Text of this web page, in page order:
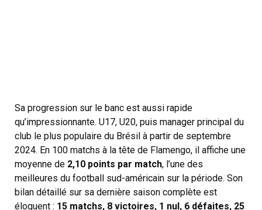
Sa progression sur le banc est aussi rapide
qu’impressionnante. U17, U20, puis manager principal du
club le plus populaire du Brésil à partir de septembre
2024. En 100 matchs à la tête de Flamengo, il affiche une
moyenne de 2,10 points par match, l’une des
meilleures du football sud-américain sur la période. Son
bilan détaillé sur sa dernière saison complète est
éloquent : 15 matchs, 8 victoires, 1 nul, 6 défaites, 25